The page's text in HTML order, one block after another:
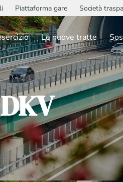
Piattaforma gare Società
Le nuove tratte
DKV